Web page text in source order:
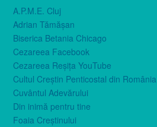
A.P.M.E. Cluj
Adrian Tămăşan
Biserica Betania Chicago
Cezareea Facebook
Cezareea Reşiţa YouTube
Cultul Creştin Penticostal din România
Cuvântul Adevărului
Din inimă pentru tine
Foaia Creştinului